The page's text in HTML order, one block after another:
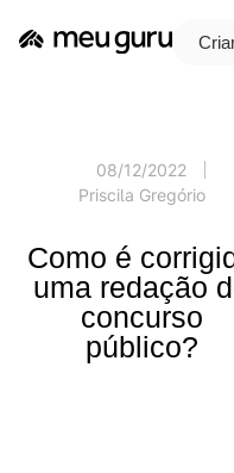
08/12/2022
Priscila Gregório
Como é
uma redação
concurso
público?